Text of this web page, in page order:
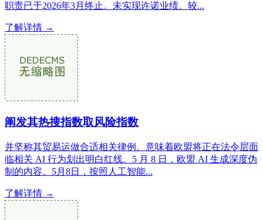
职责已于2026年3月终止。未实现许诺业绩。较...
了解详情 →
阐发其热搜指数取风险指数
并坚称其贸易运做合适相关律例。意味着欧盟将正在法令层面
临相关 AI 行为划出明白红线。5 月 8 日，欧盟 AI 生成深度伪
制的内容。5月8日，按照人工智能...
了解详情 →